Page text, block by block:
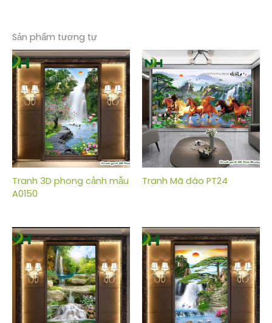
Sản phẩm tương tự
Tranh 3D phong cảnh mẫu
A0150
Tranh Mã đáo PT24